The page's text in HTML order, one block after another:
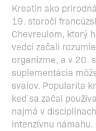
Kreatín ako
19. storočí
Chevreulom, ktorý
vedci začali
organizme, a v 20.
suplementácia
svalov. Popularita
keď sa začal
najmä v
intenzívnu námahu.